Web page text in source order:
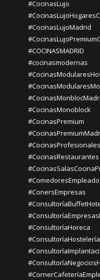
#CocinasLujo
#CocinasLujoMadrid
#COCINASMADRID
#cocinasmodernas
#CocinasMonoblock
#CocinasPremium
#CocinasRestaurantes
#ConersEmpresas
#ConsultoríaHoreca